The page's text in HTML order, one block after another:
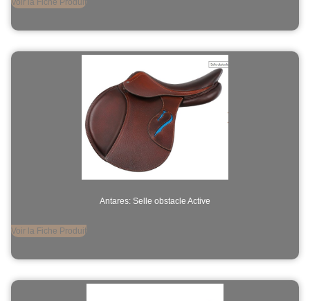
Voir la Fiche Produit
Antares: Selle obstacle Active
Voir la Fiche Produit